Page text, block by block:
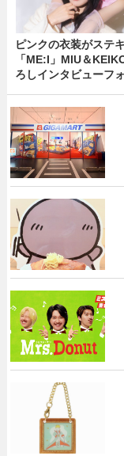
ピンクの衣装がステ
「ME:I」MIU＆
ろしインタビューフ